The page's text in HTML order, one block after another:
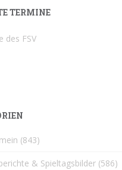
TERMINE
des FSV
(843)
& Spieltagsbilder (586)